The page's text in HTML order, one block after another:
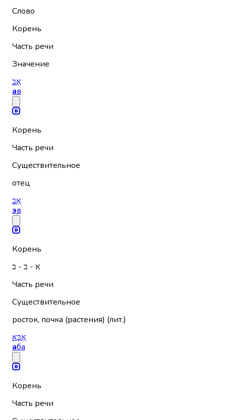
Слово
Корень
Часть речи
Значение
אָב
ав
Корень
Часть речи
Существительное
отец
אֵב
эв
Корень
א - ב - ב
Часть речи
Существительное
росток, почка (растения) (лит.)
אַבָּא
аба
Корень
Часть речи